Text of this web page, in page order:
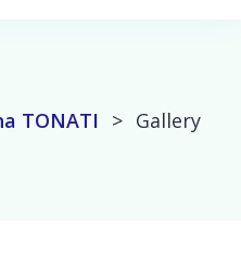
TONATI > Gallery